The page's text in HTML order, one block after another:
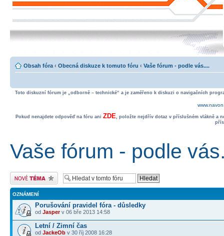
Obsah fóra ‹ Obecná diskuze k tomuto fóru ‹ Vaše fórum - podle vás....
Toto diskuzní fórum je „odborně – technické“ a je zaměřeno k diskuzi o navigačních
Pokud nenajdete odpověď na fóru ani ZDE, položte nejdřív dotaz v příslušném vlákně a
Vaše fórum - podle
Odeslat nové téma
OZNÁMENÍ
Porušování pravidel fóra - důsledky
od Jasperv 06 bře 2013 14:58
Letní / Zimní čas
od JackeOb v 30 říj 2008 16:28